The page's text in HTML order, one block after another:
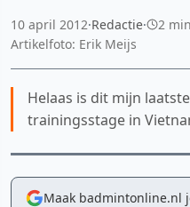
10 april 2012·Redactie· 2
Artikelfoto: Erik Meijs
Helaas is dit mijn
trainingsstage in
Maak badmintonline.nl